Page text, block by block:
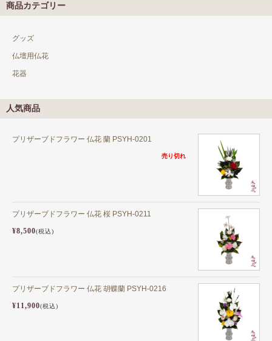
商品カテゴリー
グッズ
仏壇用仏花
花器
人気商品
プリザーブドフラワー 仏花 蘭 PSYH-0201
売り切れ
プリザーブドフラワー 仏花 桜 PSYH-0211
¥8,500(税込)
プリザーブドフラワー 仏花 胡蝶蘭 PSYH-0216
¥11,900(税込)